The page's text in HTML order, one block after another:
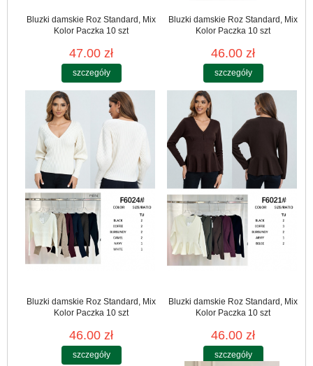
Bluzki damskie Roz Standard, Mix
Kolor Paczka 10 szt
47.00 zł
szczegóły
Bluzki damskie Roz Standard, Mix
Kolor Paczka 10 szt
46.00 zł
szczegóły
Bluzki damskie Roz Standard, Mix
Kolor Paczka 10 szt
46.00 zł
szczegóły
Bluzki damskie Roz Standard, Mix
Kolor Paczka 10 szt
46.00 zł
szczegóły